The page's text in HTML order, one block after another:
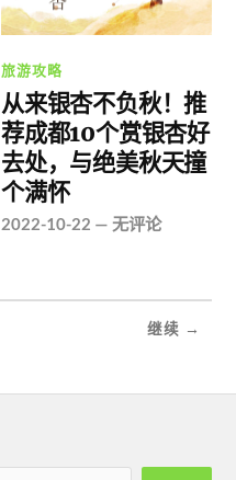
旅游攻略
从来银杏不负秋！推
荐成都10个赏银杏好
去处，与绝美秋天撞
个满怀
2022-10-22 —无评论
继续 →